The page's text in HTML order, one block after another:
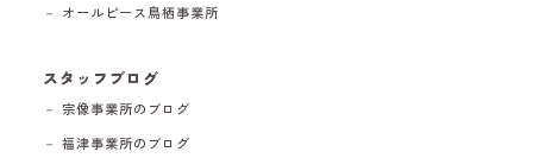
－ オールピース鳥栖事業所
スタッフブログ
－ 宗像事業所のブログ
－ 福津事業所のブログ